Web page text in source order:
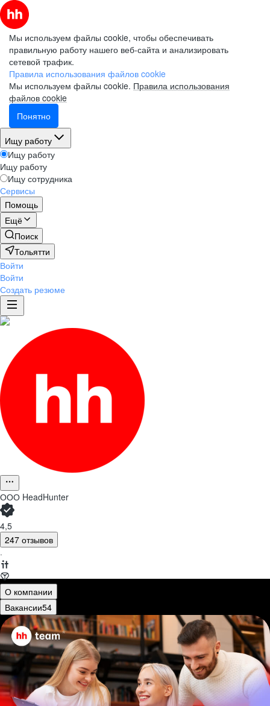
Мы используем файлы cookie, чтобы обеспечивать
правильную работу нашего веб-сайта и анализировать
сетевой трафик.
Правила использования файлов cookie
Мы используем файлы cookie. Правила использования
файлов cookie
Понятно
Ищу работу
Ищу работу
Ищу работу
Ищу сотрудника
Сервисы
Помощь
Ещё
Поиск
Тольятти
Войти
Войти
Создать резюме
ООО HeadHunter
4,5
247 отзывов
·
О компании
Вакансии54